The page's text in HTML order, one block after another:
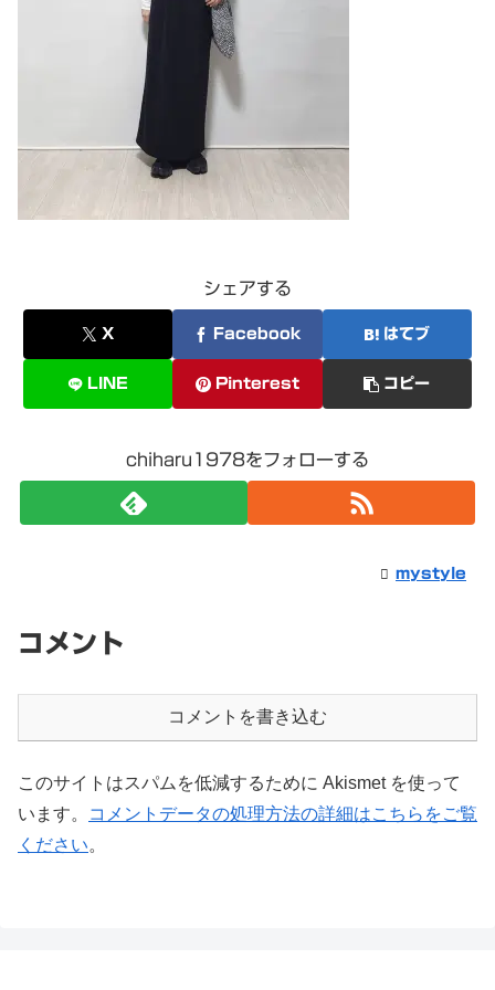
シェアする
X Facebook はてブ
LINE Pinterest コピー
chiharu1978をフォローする
mystyle
コメント
コメントを書き込む
このサイトはスパムを低減するために Akismet を使って
います。
コメントデータの処理方法の詳細はこちらをご覧
ください。